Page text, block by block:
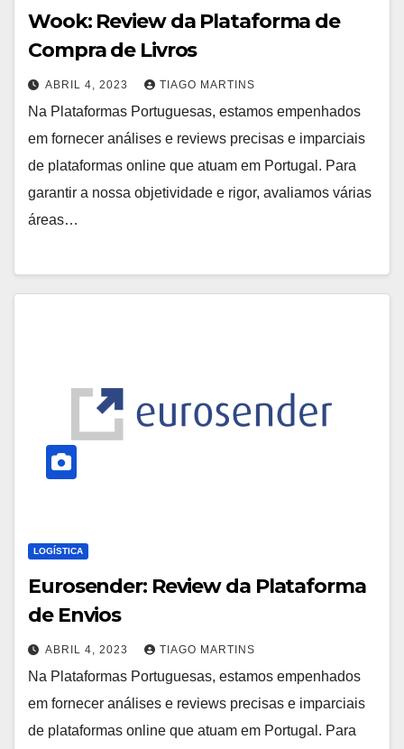
Wook: Review da Plataforma de
Compra de Livros
ABRIL 4, 2023 TIAGO MARTINS
Na Plataformas Portuguesas, estamos empenhados
em fornecer análises e reviews precisas e imparciais
de plataformas online que atuam em Portugal. Para
garantir a nossa objetividade e rigor, avaliamos várias
áreas…
LOGÍSTICA
Eurosender: Review da Plataforma
de Envios
ABRIL 4, 2023 TIAGO MARTINS
Na Plataformas Portuguesas, estamos empenhados
em fornecer análises e reviews precisas e imparciais
de plataformas online que atuam em Portugal. Para